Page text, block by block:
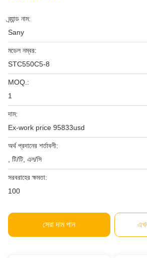
ব্র্যান্ড নাম:
Sany
মডেল নম্বর:
STC550C5-8
MOQ.:
1
দাম:
Ex-work price 95833usd
অর্থ প্রদানের শর্তাবলী:
, টি/টি, এল/সি
সরবরাহের ক্ষমতা:
100
সেরা দাম পান